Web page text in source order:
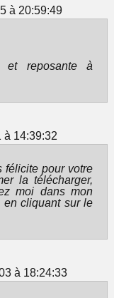
à 20:59:49
et reposante à
à 14:39:32
félicite pour votre
la télécharger,
moi dans mon
en cliquant sur le
à 18:24:33